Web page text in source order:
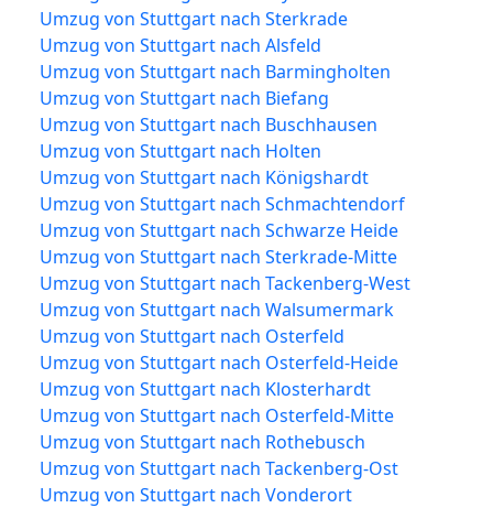
Umzug von Stuttgart nach Sterkrade
Umzug von Stuttgart nach Alsfeld
Umzug von Stuttgart nach Barmingholten
Umzug von Stuttgart nach Biefang
Umzug von Stuttgart nach Buschhausen
Umzug von Stuttgart nach Holten
Umzug von Stuttgart nach Königshardt
Umzug von Stuttgart nach Schmachtendorf
Umzug von Stuttgart nach Schwarze Heide
Umzug von Stuttgart nach Sterkrade-Mitte
Umzug von Stuttgart nach Tackenberg-West
Umzug von Stuttgart nach Walsumermark
Umzug von Stuttgart nach Osterfeld
Umzug von Stuttgart nach Osterfeld-Heide
Umzug von Stuttgart nach Klosterhardt
Umzug von Stuttgart nach Osterfeld-Mitte
Umzug von Stuttgart nach Rothebusch
Umzug von Stuttgart nach Tackenberg-Ost
Umzug von Stuttgart nach Vonderort